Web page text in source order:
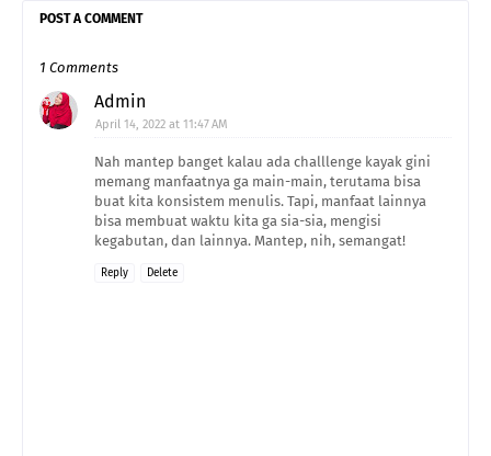
POST A COMMENT
1 Comments
Admin
April 14, 2022 at 11:47 AM
Nah mantep banget kalau ada challlenge kayak gini
memang manfaatnya ga main-main, terutama bisa
buat kita konsistem menulis. Tapi, manfaat lainnya
bisa membuat waktu kita ga sia-sia, mengisi
kegabutan, dan lainnya. Mantep, nih, semangat!
Reply Delete